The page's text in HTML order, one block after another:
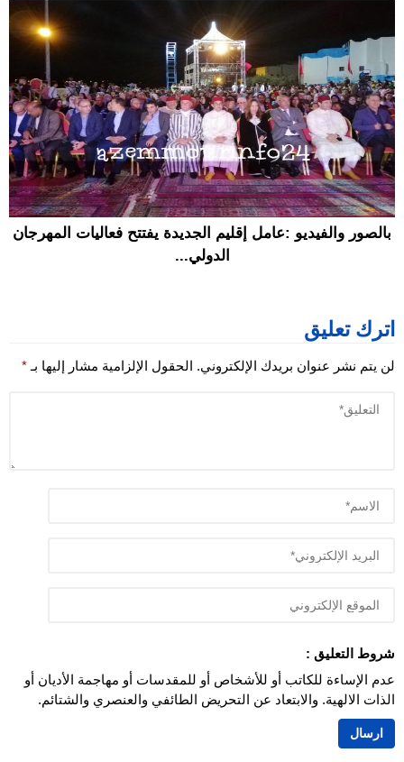
بالصور والفيديو :عامل إقليم الجديدة يفتتح فعاليات المهرجان
الدولي...
اترك تعليق
لن يتم نشر عنوان بريدك الإلكتروني. الحقول الإلزامية مشار إليها بـ *
شروط التعليق :
عدم الإساءة للكاتب أو للأشخاص أو للمقدسات أو مهاجمة الأديان أو
الذات الالهية. والابتعاد عن التحريض الطائفي والعنصري والشتائم.